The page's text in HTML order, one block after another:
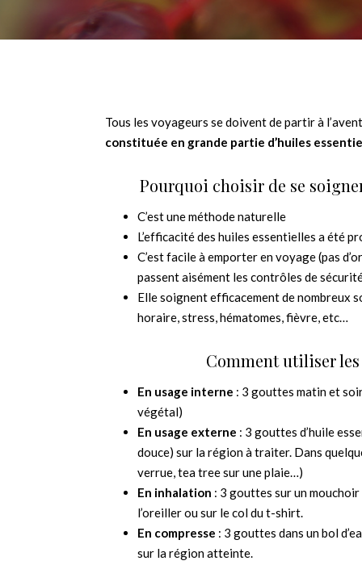
Tous les voyageurs se doivent de partir à
constituée en grande partie d’huiles
Pourquoi choisir de se
C’est une méthode naturelle
L’efficacité des huiles essentielles a été
C’est facile à emporter en voyage (pas
passent aisément les contrôles de
Elle soignent efficacement de nombreux
horaire, stress, hématomes, fièvre, etc…
Comment utiliser
En usage interne : 3 gouttes matin et
végétal)
En usage externe : 3 gouttes d’huile
douce) sur la région à traiter. Dans
verrue, tea tree sur une plaie…)
En inhalation : 3 gouttes sur un
l’oreiller ou sur le col du t-shirt.
En compresse : 3 gouttes dans un bol
sur la région atteinte.